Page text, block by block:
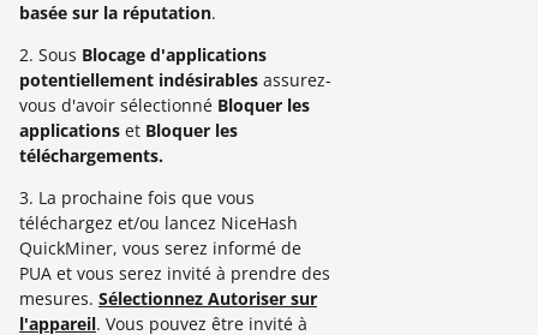
basée sur la réputation.
2. Sous Blocage d'applications
potentiellement indésirables assurez-
vous d'avoir sélectionné Bloquer les
applications et Bloquer les
téléchargements.
3. La prochaine fois que vous
téléchargez et/ou lancez NiceHash
QuickMiner, vous serez informé de
PUA et vous serez invité à prendre des
mesures. Sélectionnez Autoriser sur
l'appareil. Vous pouvez être invité à